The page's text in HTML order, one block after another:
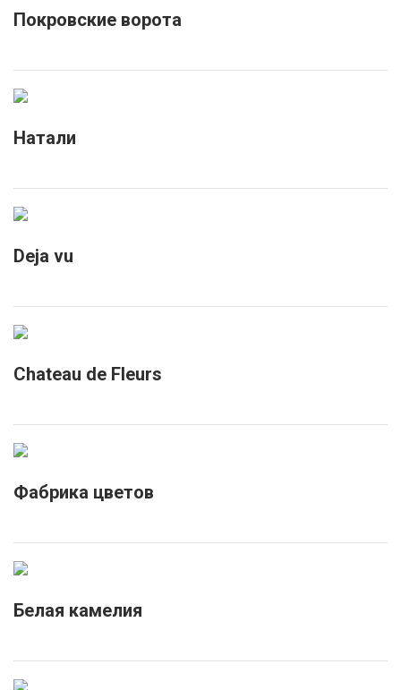
Покровские ворота
Натали
Deja vu
Chateau de Fleurs
Фабрика цветов
Белая камелия